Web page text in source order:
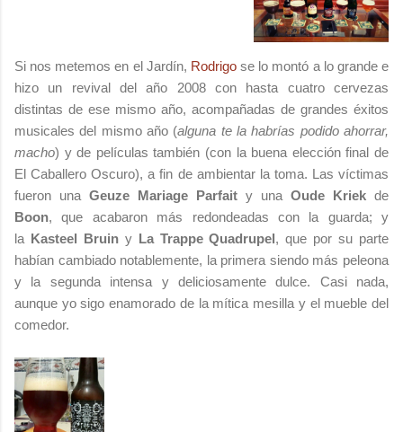
Si nos metemos en el Jardín, Rodrigose lo montó a lo grande e
hizo un revival del año 2008 con hasta cuatro cervezas
distintas de ese mismo año, acompañadas de grandes éxitos
musicales del mismo año (alguna te la habrías podido ahorrar,
macho) y de películas también (con la buena elección final de
El Caballero Oscuro), a fin de ambientar la toma. Las víctimas
fueron una Geuze Mariage Parfait y una Oude Kriek de
Boon, que acabaron más redondeadas con la guarda; y
la Kasteel Bruiny La Trappe Quadrupel, que por su parte
habían cambiado notablemente, la primera siendo más peleona
y la segunda intensa y deliciosamente dulce. Casi nada,
aunque yo sigo enamorado de la mítica mesilla y el mueble del
comedor.